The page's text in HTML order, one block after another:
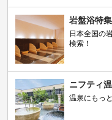
岩盤浴特集
日本全国の
検索！
ニフティ
温泉にもっ